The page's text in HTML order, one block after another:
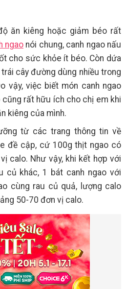
ăn kiêng hoặc giảm béo rất
ngao nói chung, canh ngao nấu
cho sức khỏe ít béo. Còn dứa
cây đường dùng nhiều trong
vậy, việc biết món canh ngao
rất hữu ích cho chị em khi
kiêng của mình.
từ các trang thông tin về
đề cập, cứ 100g thịt ngao có
calo. Như vậy, khi kết hợp với
củ khác, 1 bát canh ngao với
cùng rau củ quả, lượng calo
50-70 đơn vị calo.